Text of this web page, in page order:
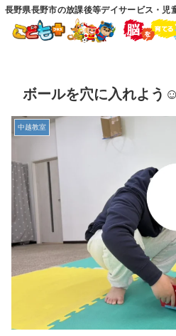
長野県長野市の放課後等デイサービス・児
ボールを穴に入れよう☺️
中越教室